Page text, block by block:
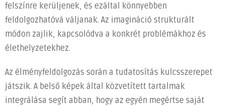
felszínre kerüljenek, és ezáltal könnyebben
feldolgozhatóvá váljanak. Az imagináció strukturált
módon zajlik, kapcsolódva a konkrét problémákhoz és
élethelyzetekhez.
Az élményfeldolgozás során a tudatosítás kulcsszerepet
játszik. A belső képek által közvetített tartalmak
integrálása segít abban, hogy az egyén megértse saját